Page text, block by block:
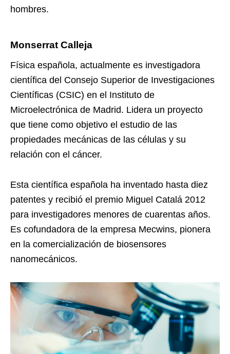
hombres.
Monserrat Calleja
Física española, actualmente es investigadora
científica del Consejo Superior de Investigaciones
Científicas (CSIC) en el Instituto de
Microelectrónica de Madrid. Lidera un proyecto
que tiene como objetivo el estudio de las
propiedades mecánicas de las células y su
relación con el cáncer.
Esta científica española ha inventado hasta diez
patentes y recibió el premio Miguel Catalá 2012
para investigadores menores de cuarentas años.
Es cofundadora de la empresa Mecwins, pionera
en la comercialización de biosensores
nanomecánicos.